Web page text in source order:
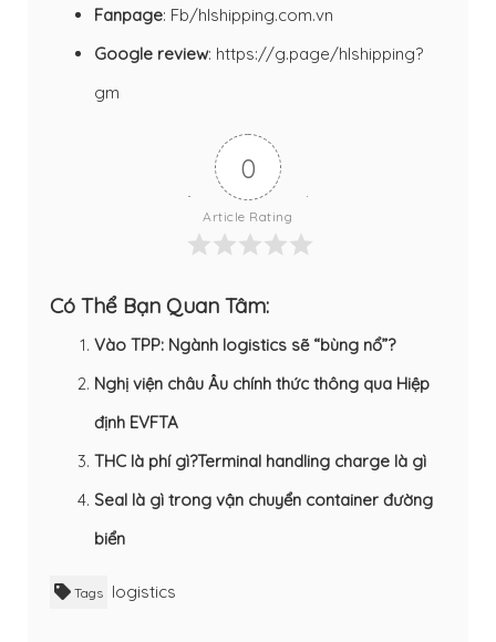
Fanpage: Fb/hlshipping.com.vn
Google review: https://g.page/hlshipping?
gm
0
Article Rating
Có Thể Bạn Quan Tâm:
Vào TPP: Ngành logistics sẽ “bùng nổ”?
Nghị viện châu Âu chính thức thông qua Hiệp
định EVFTA
THC là phí gì?Terminal handling charge là gì
Seal là gì trong vận chuyển container đường
biển
Tags logistics